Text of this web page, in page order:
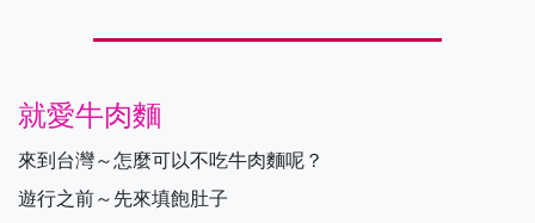
就愛牛肉麵
來到台灣～怎麼可以不吃牛肉麵呢？
遊行之前～先來填飽肚子